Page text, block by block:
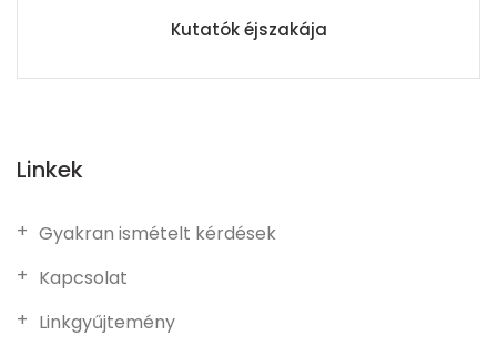
Kutatók éjszakája
Linkek
Gyakran ismételt kérdések
Kapcsolat
Linkgyűjtemény